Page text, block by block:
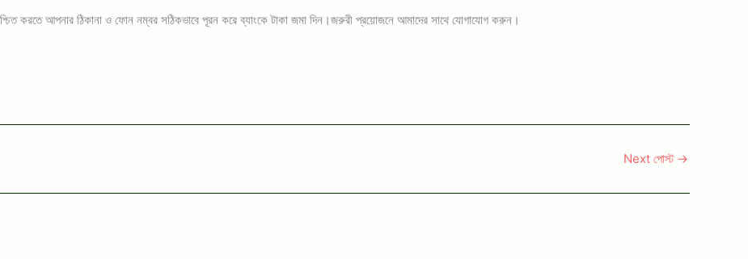
করতে আপনার ঠিকানা ও ফোন নম্বর সঠিকভাবে পূরন করে ব্যাংকে টাকা জমা দিন।জরুরী প্রয়োজনে আমাদের সাথে যোগাযোগ করুন।
Next পোস্ট →